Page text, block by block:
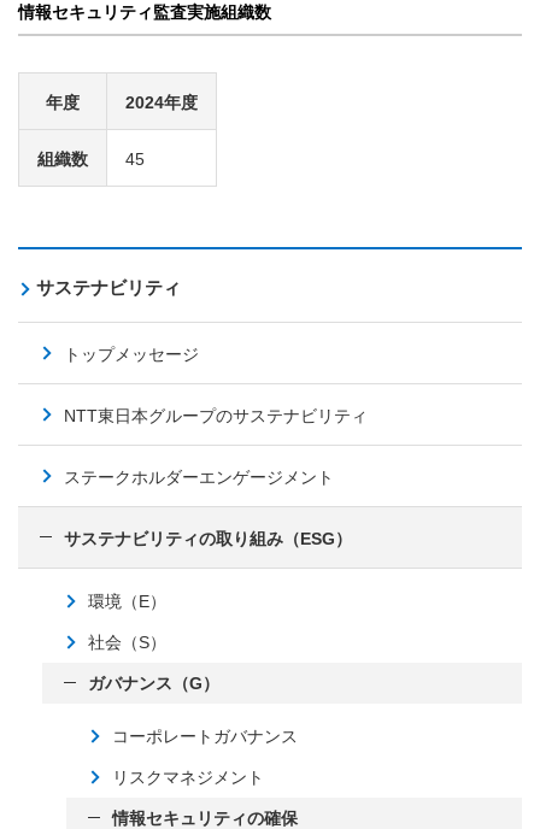
情報セキュリティ監査実施組織数
年度 2024年度
組織数 45
サステナビリティ
トップメッセージ
NTT東日本グループのサステナビリティ
ステークホルダーエンゲージメント
サステナビリティの取り組み（ESG）
環境（E）
社会（S）
ガバナンス（G）
コーポレートガバナンス
リスクマネジメント
情報セキュリティの確保